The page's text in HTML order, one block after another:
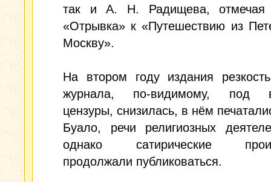
так и А. Н. Радищева, отмечая
«Отрывка» к «Путешествию из
Москву».
На втором году издания
журнала, по-видимому, под
цензуры, снизилась, в нём
Буало, речи религиозных
однако сатирические
продолжали публиковаться.